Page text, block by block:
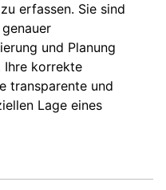
erfassen. Sie sind
und Planung
Ihre korrekte
transparente und
Lage eines